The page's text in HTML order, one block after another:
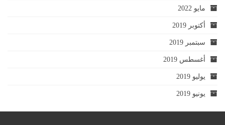
مايو 2022
أكتوبر 2019
سبتمبر 2019
أغسطس 2019
يوليو 2019
يونيو 2019